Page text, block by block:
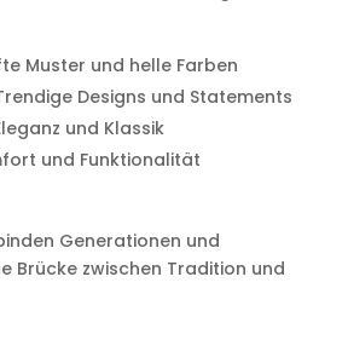
Muster und helle Farben
Designs und Statements
und Klassik
und Funktionalität
Generationen und
Brücke zwischen Tradition und